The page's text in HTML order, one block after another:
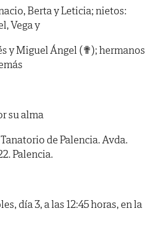
Berta y Leticia; nietos:
Vega y
y Miguel Ángel (✟); hermanos
su alma
de Palencia. Avda.
Palencia.
día 3, a las 12:45 horas, en la